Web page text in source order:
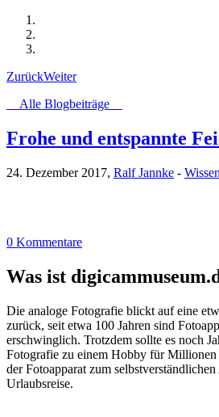
ZurückWeiter
Alle Blogbeiträge
Frohe und entspannte
24. Dezember 2017, Ralf Jannke - Wissen
0 Kommentare
Was ist
Die analoge Fotografie blickt auf eine
zurück, seit etwa 100 Jahren sind
erschwinglich. Trotzdem sollte es noch
Fotografie zu einem Hobby für
der Fotoapparat zum
Urlaubsreise.